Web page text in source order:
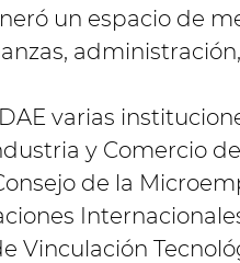
un espacio de
varias
y Comercio
de la
Vinculación